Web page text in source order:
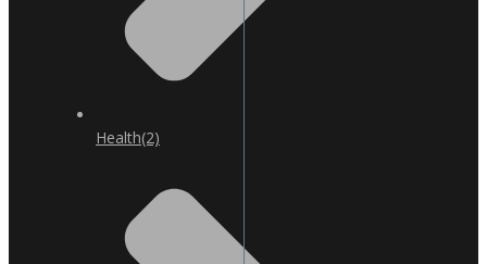
Health(2)